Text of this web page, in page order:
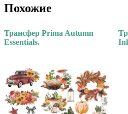
Похожие
Трансфер Prima Autumn
Essentials.